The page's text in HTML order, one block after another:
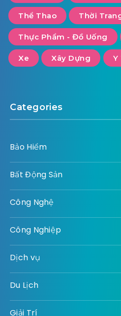
Thể Thao Thời
Thực Phẩm - Đồ Uống
Xe Xây Dựng Y
Categories
Bảo Hiểm
Bất Động Sản
Công Nghệ
Công Nghiệp
Dịch vụ
Du Lịch
Giải Trí